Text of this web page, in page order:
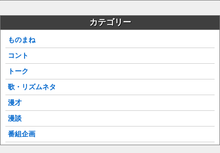
カテゴリー
ものまね
コント
トーク
歌・リズムネタ
漫才
漫談
番組企画